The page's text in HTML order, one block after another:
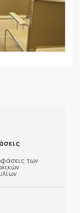
των